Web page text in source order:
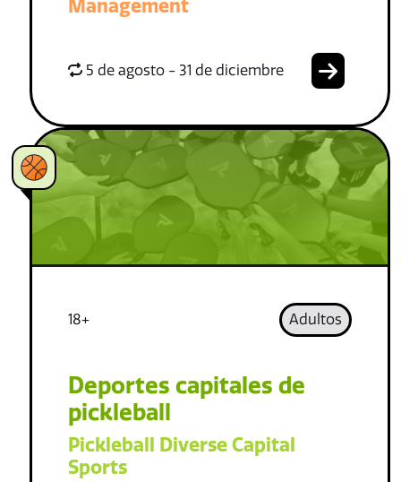
Management
5 de agosto - 31 de diciembre
18+ Adultos
Deportes capitales de
pickleball
Pickleball Diverse Capital
Sports